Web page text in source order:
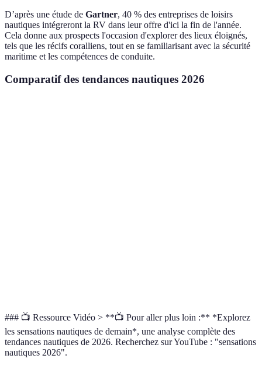
D’après une étude de Gartner, 40 % des entreprises de loisirs
nautiques intégreront la RV dans leur offre d'ici la fin de l'année.
Cela donne aux prospects l'occasion d'explorer des lieux éloignés,
tels que les récifs coralliens, tout en se familiarisant avec la sécurité
maritime et les compétences de conduite.
Comparatif des tendances nautiques 2026
### 📺 Ressource Vidéo > **📺 Pour aller plus loin :** *Explorez
les sensations nautiques de demain*, une analyse complète des
tendances nautiques de 2026. Recherchez sur YouTube : "sensations
nautiques 2026".